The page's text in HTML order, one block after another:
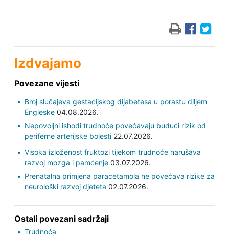
Izdvajamo
Povezane vijesti
Broj slučajeva gestacijskog dijabetesa u porastu diljem
Engleske04.08.2026.
Nepovoljni ishodi trudnoće povećavaju budući rizik od
periferne arterijske bolesti22.07.2026.
Visoka izloženost fruktozi tijekom trudnoće narušava
razvoj mozga i pamćenje03.07.2026.
Prenatalna primjena paracetamola ne povećava rizike za
neurološki razvoj djeteta 02.07.2026.
Ostali povezani sadržaji
Trudnoća